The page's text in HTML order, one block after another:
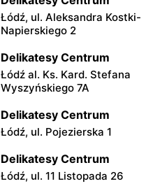
Łódź, ul. Aleksandra Kostki-
Napierskiego 2
Delikatesy Centrum
Łódź al. Ks. Kard. Stefana
Wyszyńskiego 7A
Delikatesy Centrum
Łódź, ul. Pojezierska 1
Delikatesy Centrum
Łódź, ul. 11 Listopada 26